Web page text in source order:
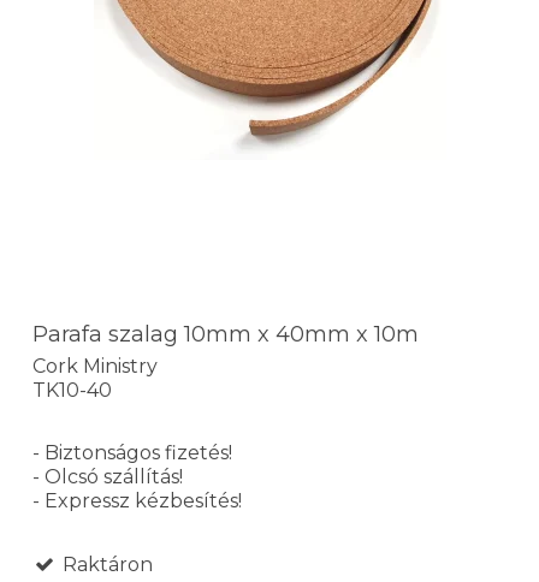
Parafa szalag 10mm x 40mm x 10m
Cork Ministry
TK10-40
- Biztonságos fizetés!
- Olcsó szállítás!
- Expressz kézbesítés!
Raktáron